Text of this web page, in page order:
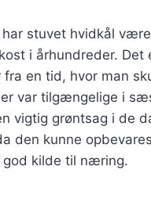
har stuvet hvidkål
i århundreder. Det
fra en tid, hvor man
var tilgængelige i
vigtig grøntsag i de
den kunne
god kilde til næring.